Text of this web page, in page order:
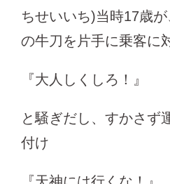
ちせいいち)当時17歳
の牛刀を片手に乗客に
『大人しくしろ！』
と騒ぎだし、すかさず
付け